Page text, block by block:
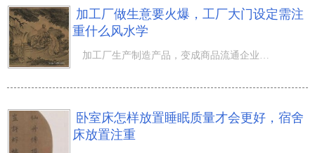
加工厂做生意要火爆，工厂大门设定需注
重什么风水学
加工厂生产制造产品，变成商品流通企业的基本和根源，而一个加工厂做生意要火爆，除开本身商品的品质保证及
卧室床怎样放置睡眠质量才会更好，宿舍
床放置注重